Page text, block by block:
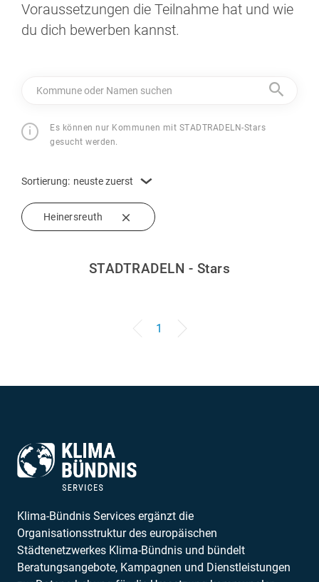
Voraussetzungen die Teilnahme hat und wie
du dich bewerben kannst.
Kommune oder Namen suchen
Es können nur Kommunen mit STADTRADELN-Stars
gesucht werden.
Heinersreuth
Sortierung: neuste zuerst
STADTRADELN - Stars
1
Klima-Bündnis Services ergänzt die
Organisationsstruktur des europäischen
Städtenetzwerkes Klima-Bündnis und bündelt
Beratungsangebote, Kampagnen und Dienstleistungen